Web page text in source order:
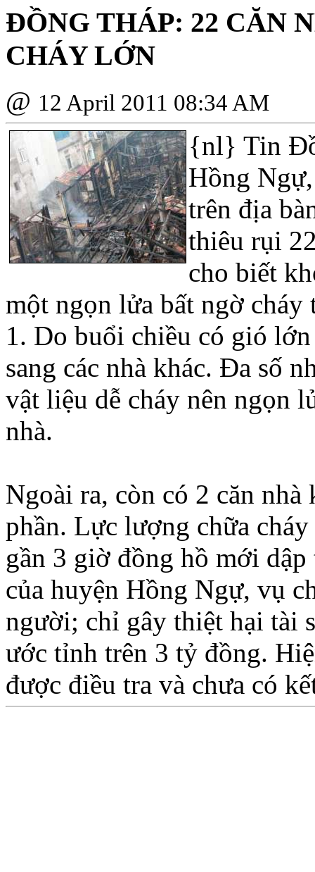
ÐỒNG THÁP: 22 CĂN
CHÁY LỚN
@ 12 April 2011 08:34 AM
{nl} Tin
Hồng
trên địa
thiêu rụi
cho biết
một ngọn lửa bất ngờ
1. Do buổi chiều có gió
sang các nhà khác. Ða số
vật liệu dễ cháy nên ngọn
nhà.
Ngoài ra, còn có 2 căn
phần. Lực lượng chữa
gần 3 giờ đồng hồ mới
của huyện Hồng Ngự, vụ
người; chỉ gây thiệt hại tài
ước tỉnh trên 3 tỷ đồng.
được điều tra và chưa có